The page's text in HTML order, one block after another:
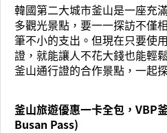
韓國第二大城市釜山是一座充
多觀光景點，要一一探訪不僅
筆不小的支出。但現在只要使
證，就能讓人不花大錢也能輕
釜山通行證的合作景點，一起
釜山旅遊優惠一卡全包，VBP
Busan Pass)